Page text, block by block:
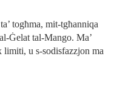
togħma, mit-tgħanniqa
Ġelat tal-Mango. Ma’
u s-sodisfazzjon ma